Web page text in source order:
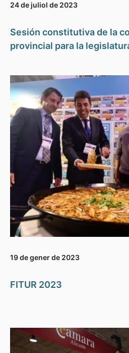
24 de juliol de 2023
Sesión constitutiva de la
provincial para la
19 de gener de 2023
FITUR 2023